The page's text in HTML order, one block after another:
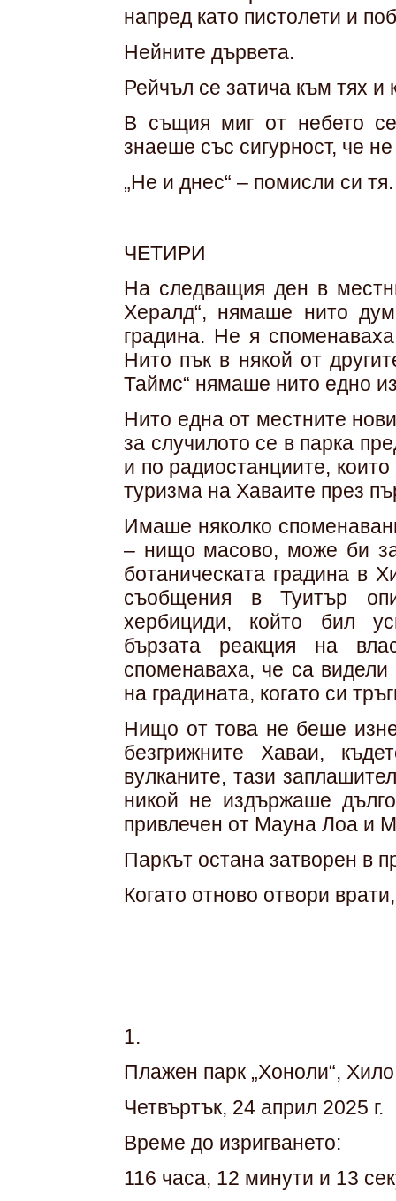
напред като пистолети и
Нейните дървета.
Рейчъл се затича към тях и
В същия миг от небето
знаеше със сигурност, че
„Не и днес“ – помисли си тя.
ЧЕТИРИ
На следващия ден в
Хералд“, нямаше нито
градина. Не я
Нито пък в някой от
Таймс“ нямаше нито едно
Нито една от местните
за случилото се в парка
и по радиостанциите,
туризма на Хаваите през
Имаше няколко
– нищо масово, може би
ботаническата градина в
съобщения в Туитър
хербициди, който бил
бързата реакция на
споменаваха, че са видели
на градината, когато си
Нищо от това не беше
безгрижните Хаваи,
вулканите, тази
никой не издържаше
привлечен от Мауна Лоа и
Паркът остана затворен в
Когато отново отвори
1.
Плажен парк „Хоноли“,
Четвъртък, 24 април 2025 г.
Време до изригването:
116 часа, 12 минути и 13